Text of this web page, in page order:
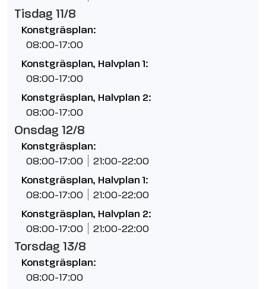
Tisdag 11/8
Konstgräsplan:
08:00-17:00
Konstgräsplan, Halvplan 1:
08:00-17:00
Konstgräsplan, Halvplan 2:
08:00-17:00
Onsdag 12/8
Konstgräsplan:
08:00-17:00 21:00-22:00
Konstgräsplan, Halvplan 1:
08:00-17:00 21:00-22:00
Konstgräsplan, Halvplan 2:
08:00-17:00 21:00-22:00
Torsdag 13/8
Konstgräsplan:
08:00-17:00